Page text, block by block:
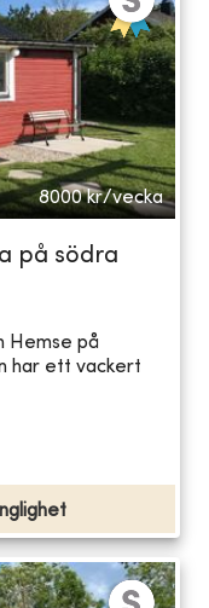
8000 kr/vecka
på södra
Hemse på
har ett vackert